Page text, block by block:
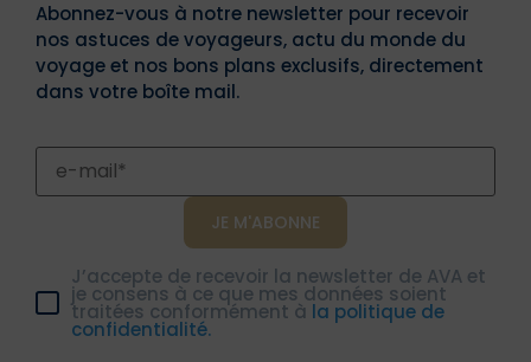
Abonnez-vous à notre newsletter pour recevoir
nos astuces de voyageurs, actu du monde du
voyage et nos bons plans exclusifs, directement
dans votre boîte mail.
J’accepte de recevoir la newsletter de AVA et
je consens à ce que mes données soient
traitées conformément à la politique de
confidentialité.